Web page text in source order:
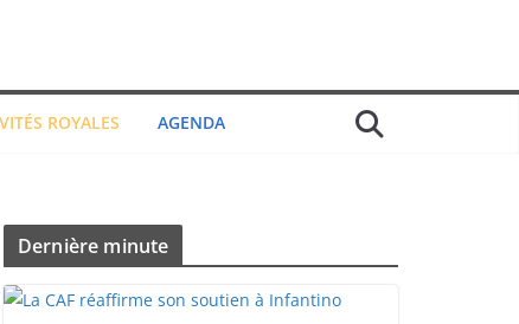
ROYALES AGENDA
Dernière minute